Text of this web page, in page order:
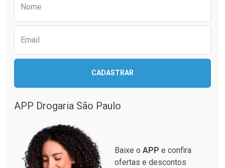
Nome
Email
CADASTRAR
APP Drogaria São Paulo
Baixe o APP e confira
ofertas e descontos